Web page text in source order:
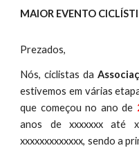
MAIOR EVENTO
Prezados,
Nós, ciclistas da
estivemos em várias
que começou no ano de
anos de
xxxxxxx até
xxxxxxxxxxxxx, sendo a